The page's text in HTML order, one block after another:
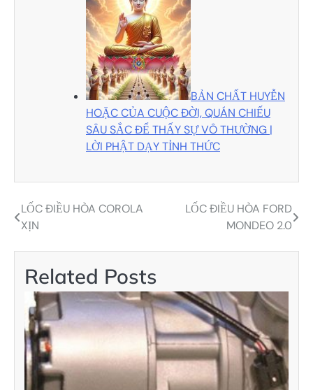
BẢN CHẤT HUYỄN
HOẶC CỦA CUỘC ĐỜI, QUÁN CHIẾU
SÂU SẮC ĐỂ THẤY SỰ VÔ THƯỜNG |
LỜI PHẬT DẠY TỈNH THỨC
Điều
hướng
viết
LỐC ĐIỀU HÒA COROLA
XỊN
LỐC ĐIỀU HÒA FORD
MONDEO 2.0
Related Posts